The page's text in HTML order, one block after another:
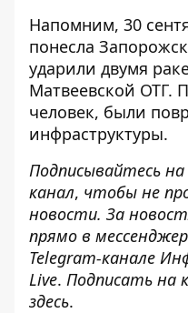
Напомним, 30
понесла
ударили двумя
Матвеевской ОТГ.
человек, были
инфраструктуры.
Подписывайтесь
канал, чтобы не
новости. За
прямо в
Telegram-канале
Live. Подписать на
здесь.